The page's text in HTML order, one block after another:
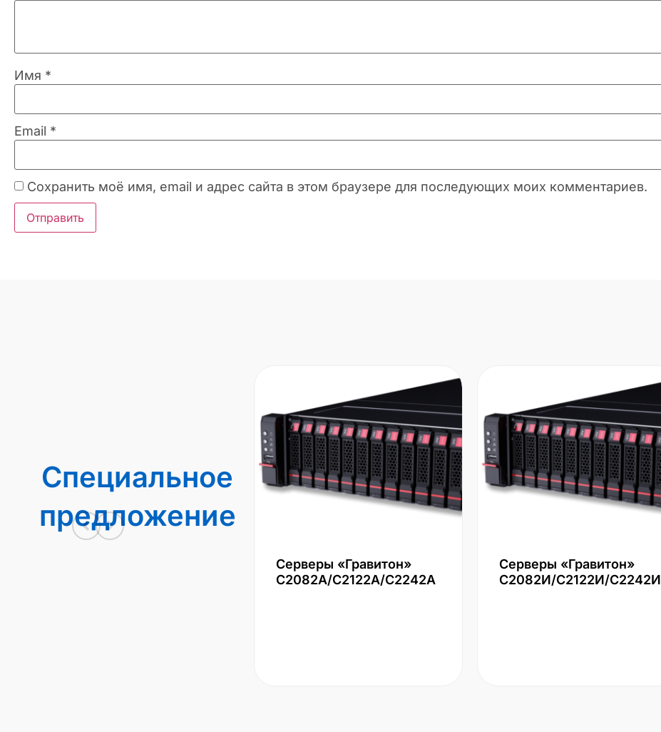
Имя *
Email *
Сохранить моё имя, email и адрес сайта в этом браузере для последующих моих комментариев.
Специальное
предложение
Серверы «Гравитон»
С2082А/С2122А/С2242А
Серверы «Гравитон»
С2082И/С2122И/С2242И